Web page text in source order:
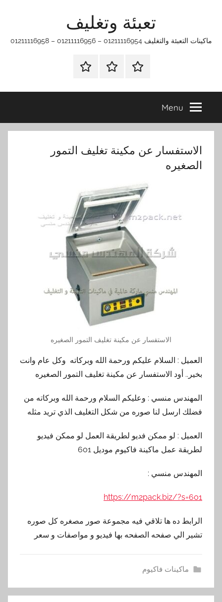
تعبئة وتغليف
ماكينات التعبئة والتغليف 01211116954 – 01211116956 – 01211116958
الرئيسيةماكينات
وتغليف
اتـصـل
في
التي
Menu
الاستفسار عن مكينة تغليف التمور
الصغيره
الاستفسار عن مكينة تغليف التمور الصغيره
العميل : السلام عليكم ورحمة الله وبركاته وكل عام وانت
بخير.. أود الاستفسار عن مكينة تغليف التمور الصغيره
المهندس منسي : وعليكم السلام ورحمة الله وبركاته من
فضلك ارسل لنا صوره من شكل التغليف الذي تريد مثله
العميل : لو ممكن فديو لطريقة العمل لو ممكن فيديو
لطريقة عمل ماكينة فاكيوم موديل 601
المهندس منسي :
https://m2pack.biz/?s=601
الرابط ده ها تلاقي فيه مجموعة صور مصغره كل صوره
تشير الي صفحه الصفحه بها فيديو و مواصفات و سعر
ماكينات فاكيوم
ا